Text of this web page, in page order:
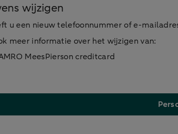
wijzigen
u een nieuw telefoonnummer of e-
meer informatie over het wijzigen van:
MeesPierson creditcard